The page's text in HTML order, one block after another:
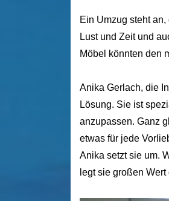
Ein Umzug steht
Lust und Zeit und
Möbel könnten den
Anika Gerlach, die
Lösung. Sie ist
anzupassen. Ganz
etwas für jede
Anika setzt sie um.
legt sie großen